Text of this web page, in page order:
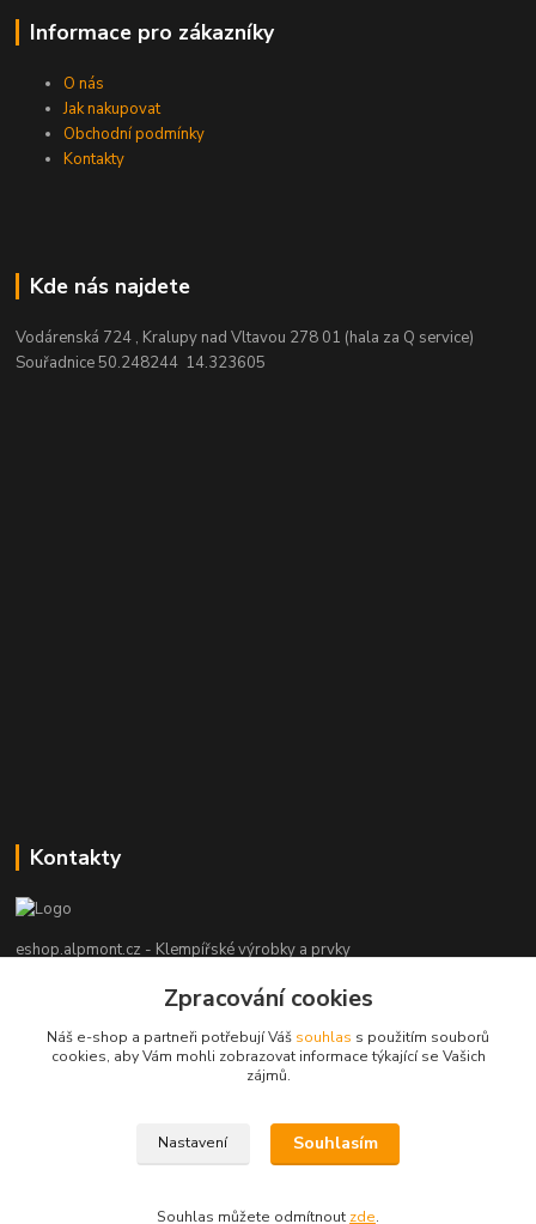
Informace pro zákazníky
O nás
Jak nakupovat
Obchodní podmínky
Kontakty
Kde nás najdete
Vodárenská 724 , Kralupy nad Vltavou 278 01 (hala za Q service)
Souřadnice 50.248244 14.323605
Kontakty
eshop.alpmont.cz - Klempířské výrobky a prvky
+420 604 162 101
(Po-Pá, 8-18 hod. So, 9-15 hod. Ne, po domluvě)
Zpracování cookies
Náš e-shop a partneři potřebují Váš souhlas s použitím souborů
cookies, aby Vám mohli zobrazovat informace týkající se Vašich
zájmů.
Nastavení Souhlasím
Souhlas můžete odmítnout zde.